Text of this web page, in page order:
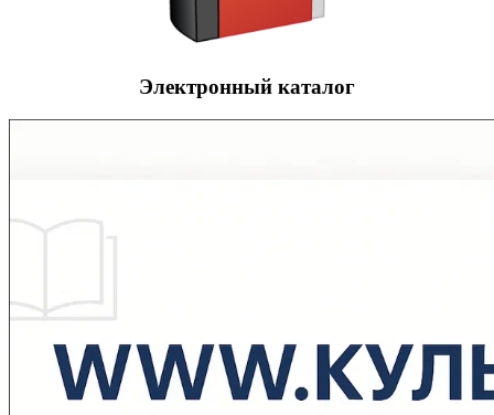
Электронный каталог